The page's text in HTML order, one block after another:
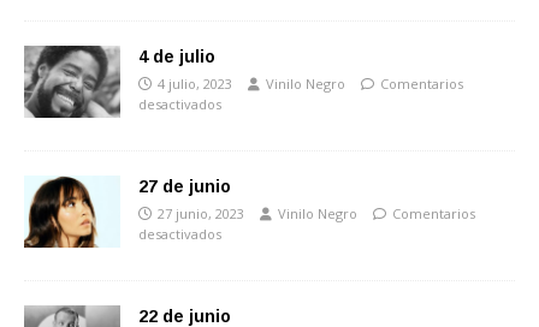
4 de julio
4 julio, 2023 Vinilo Negro
Comentarios
desactivados
27 de junio
27 junio, 2023 Vinilo Negro
Comentarios
desactivados
22 de junio